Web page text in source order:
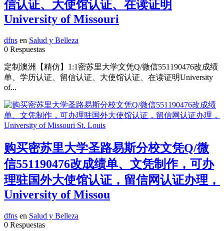
信认证、大使馆认证、在读证明
University of Missouri
dfns en Salud y Belleza
0 Respuestas
定制澳洲【精仿】1:1密苏里大学文凭Q/微信551190476改成绩
单、学历认证、留信认证、大使馆认证、在读证明University
of...
购买密苏里大学圣路易斯分校文凭Q/微
信551190476改成绩单、文凭制作，可办
理驻国外大使馆认证，留信网认证办理，
University of Missou
dfns en Salud y Belleza
0 Respuestas